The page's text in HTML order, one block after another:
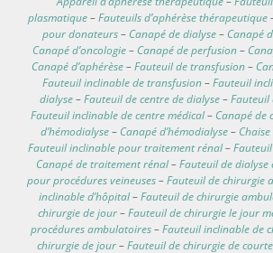
plasmatique–Fauteuils d’aphérèse thérapeutique
pour donateurs– Canapé de dialyse– Canapé
Canapé d’oncologie– Canapé de perfusion–
Canapé d’aphérèse–Fauteuil de transfusion–
Fauteuil inclinable de transfusion–Fauteuil
dialyse–Fauteuil de centre de dialyse–Fauteuil
Fauteuil inclinable de centre médical– Canapé de
d’hémodialyse– Canapé d’hémodialyse–
Fauteuil inclinable pour traitement rénal–
Canapé de traitement rénal–Fauteuil de dialyse
pour procédures veineuses–Fauteuil de chirurgie
inclinable d’hôpital–Fauteuil de chirurgie
chirurgie de jour–Fauteuil de chirurgie le jour
procédures ambulatoires–Fauteuil inclinable de
chirurgie de jour–Fauteuil de chirurgie de